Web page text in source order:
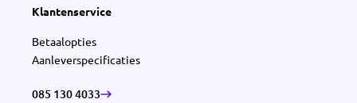
Klantenservice
Betaalopties
Aanleverspecificaties
085 130 4033